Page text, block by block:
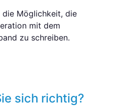
die Möglichkeit, die
mit dem
zu schreiben.
sich richtig?